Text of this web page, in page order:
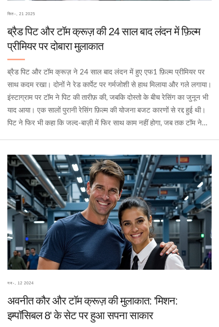
सित॰, 21 2025
ब्रैड पिट और टॉम क्रूज़ की 24 साल बाद लंदन में फ़िल्म
प्रीमियर पर दोबारा मुलाकात
ब्रैड पिट और टॉम क्रूज़ ने 24 साल बाद लंदन में हुए एफ1 फ़िल्म प्रीमियर पर
साथ कदम रखा। दोनों ने रेड कार्पेट पर गर्मजोशी से हाथ मिलाया और गले लगाया।
इंस्टाग्राम पर टॉम ने पिट की तारीफ़ की, जबकि दोस्तो के बीच रेसिंग का जुनून भी
याद आया। एक सालों पुरानी रेसिंग फ़िल्म की योजना बजट कारणों से रद्द हुई थी।
पिट ने फिर भी कहा कि जल्द‑बाज़ी में फिर साथ काम नहीं होगा, जब तक टॉम ने
नव॰, 12 2024
अवनीत कौर और टॉम क्रूज़ की मुलाकात: 'मिशन:
इम्पॉसिबल 8' के सेट पर हुआ सपना साकार